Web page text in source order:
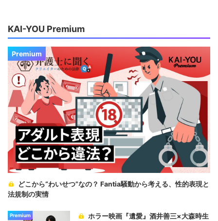
KAI-YOU Premium
Premium
どこから“わいせつ”なの？ Fantia騒動から考える、性的表現と
法規制の実情
Premium
ホラー映画『遺愛』酒井善三×大森時生